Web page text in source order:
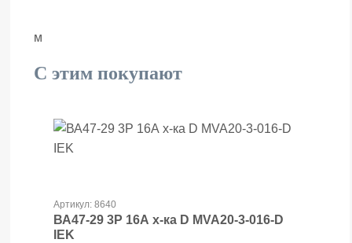
м
С этим покупают
Артикул: 8640
ВА47-29 3Р 16А х-ка D MVA20-3-016-D
IEK